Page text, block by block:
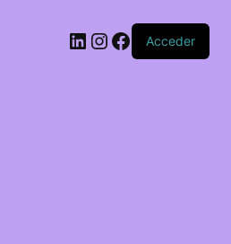
LinkedIn
Instagram
Facebook
Acceder